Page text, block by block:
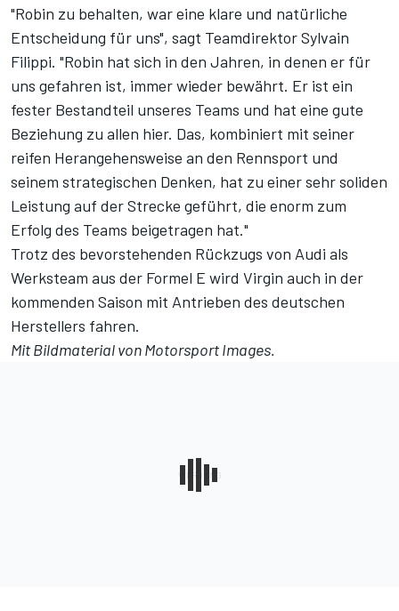
"Robin zu behalten, war eine klare und natürliche
Entscheidung für uns", sagt Teamdirektor Sylvain
Filippi. "Robin hat sich in den Jahren, in denen er für
uns gefahren ist, immer wieder bewährt. Er ist ein
fester Bestandteil unseres Teams und hat eine gute
Beziehung zu allen hier. Das, kombiniert mit seiner
reifen Herangehensweise an den Rennsport und
seinem strategischen Denken, hat zu einer sehr soliden
Leistung auf der Strecke geführt, die enorm zum
Erfolg des Teams beigetragen hat."
Trotz des bevorstehenden Rückzugs von Audi als
Werksteam aus der Formel E wird Virgin auch in der
kommenden Saison mit Antrieben des deutschen
Herstellers fahren.
Mit Bildmaterial vonMotorsport Images.